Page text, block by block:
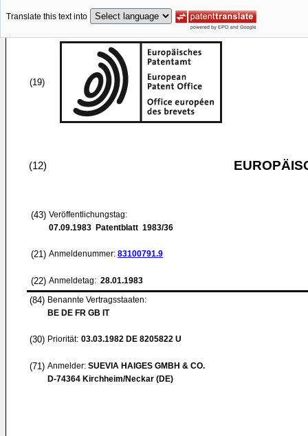
Translate this text into
(19)
(12)
(43) Veröffentlichungstag:
07.09.1983 Patentblatt 1983/36
(21) Anmeldenummer: 83100791.9
(22) Anmeldetag: 28.01.1983
(84) Benannte Vertragsstaaten:
BE DE FR GB IT
(30) Priorität: 03.03.1982 DE 8205822 U
(71) Anmelder: SUEVIA HAIGES GMBH & CO.
D-74364 Kirchheim/Neckar (DE)